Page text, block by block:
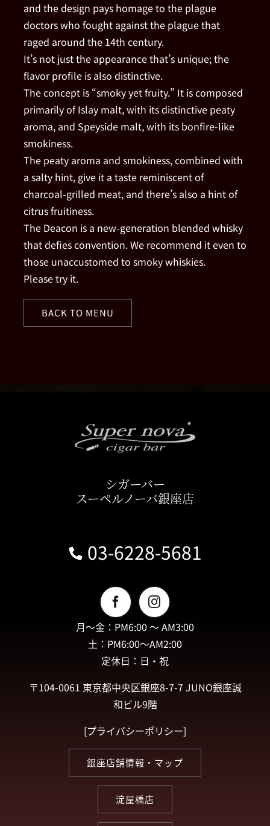
and the design pays homage to the plague
doctors who fought against the plague that
raged around the 14th century.
It’s not just the appearance that’s unique; the
flavor profile is also distinctive.
The concept is “smoky yet fruity.” It is composed
primarily of Islay malt, with its distinctive peaty
aroma, and Speyside malt, with its bonfire-like
smokiness.
The peaty aroma and smokiness, combined with
a salty hint, give it a taste reminiscent of
charcoal-grilled meat, and there’s also a hint of
citrus fruitiness.
The Deacon is a new-generation blended whisky
that defies convention. We recommend it even to
those unaccustomed to smoky whiskies.
Please try it.
BACK TO MENU
シガーバー
スーペルノーバ銀座店
03-6228-5681
月〜金：PM6:00 〜 AM3:00
土：PM6:00〜AM2:00
定休日：日・祝
〒104-0061 東京都中央区銀座8-7-7 JUNO銀座誠
和ビル9階
[プライバシーポリシー]
銀座店舗情報・マップ
淀屋橋店